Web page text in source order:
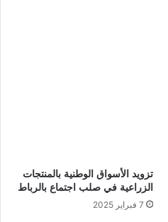
تزويد الأسواق الوطنية بالمنتجات
الزراعية في صلب اجتماع بالرباط
7 فبراير 2025